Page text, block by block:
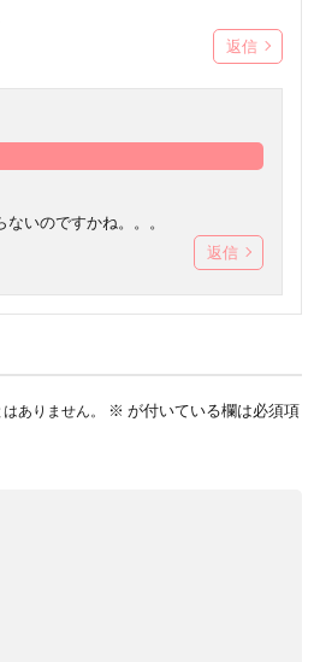
返信
いのですかね。。。
返信
ありません。 ※ が付いている欄は必須項